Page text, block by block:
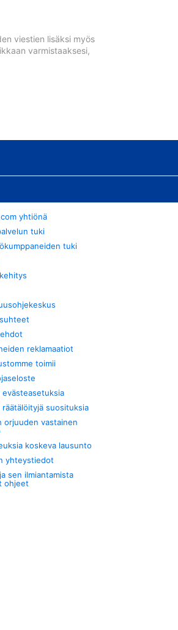
viestien lisäksi myös
varmistaaksesi,
yhtiönä
tuki
tuki
reklamaatiot
toimii
evästeasetuksia
räätälöityjä suosituksia
orjuuden vastainen
koskeva lausunto
yhteystiedot
sen ilmiantamista
ohjeet